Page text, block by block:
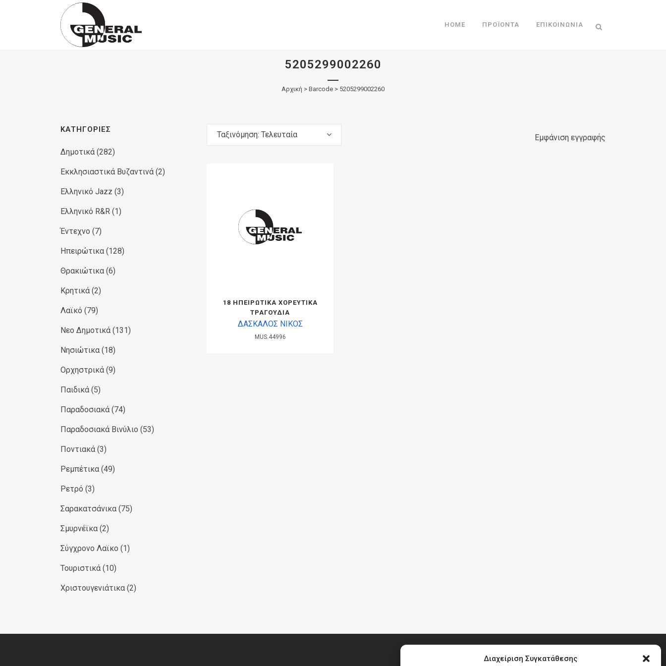
Διαχείριση Συγκατάθεσης
Products
HOME ΠΡΟΪΌΝΤΑ ΕΠΙΚΟΙΝΩΝΊΑ
5205299002260
Αρχική > Barcode > 5205299002260
ΚΑΤΗΓΟΡΊΕΣ
Δημοτικά (282)
Εκκλησιαστικά Βυζαντινά (2)
Ελληνικό Jazz (3)
Ελληνικό R&R (1)
Έντεχνο (7)
Ηπειρώτικα (128)
Θρακιώτικα (6)
Κρητικά (2)
Λαϊκό (79)
Νεο Δημοτικά (131)
Νησιώτικα (18)
Ορχηστρικά (9)
Παιδικά (5)
Παραδοσιακά (74)
Παραδοσιακά Βινύλιο (53)
Ποντιακά (3)
Ρεμπέτικα (49)
Ρετρό (3)
Σαρακατσάνικα (75)
Σμυρνέϊκα (2)
Σύγχρονο Λαϊκο (1)
Τουριστικά (10)
Χριστουγενιάτικα (2)
Εμφάνιση εγγραφής
Ταξινόμηση: Τελευταία
18 ΗΠΕΙΡΩΤΙΚΑ ΧΟΡΕΥΤΙΚΑ
ΤΡΑΓΟΥΔΙΑ
ΔΑΣΚΑΛΟΣ ΝΙΚΟΣ
MUS.44996